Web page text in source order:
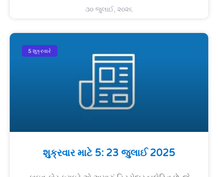
૩૦ જુલાઈ, ૨૦૨૬
5 શુક્રવારે
શુક્રવાર માટે 5: 23 જુલાઈ 2025